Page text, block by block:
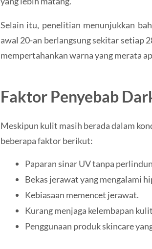
Selain itu, penelitian menunjukkan
awal 20-an berlangsung sekitar setiap
mempertahankan warna yang merata
Faktor Penyebab
Meskipun kulit masih berada dalam
beberapa faktor berikut:
Paparan sinar UV tanpa
Bekas jerawat yang mengalami
Kebiasaan memencet jerawat.
Kurang menjaga kelembapan
Penggunaan produk skincare